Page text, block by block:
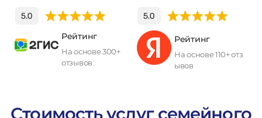
Рейтинг
На основе 300+
отзывов
Рейтинг
На основе 110+ отз
ывов
Стоимость услуг семейного